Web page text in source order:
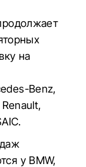
на
Benz,
у BMW,